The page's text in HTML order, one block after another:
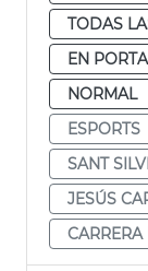
TODAS
EN
NORMAL
ESPORTS
SANT
JESÚS